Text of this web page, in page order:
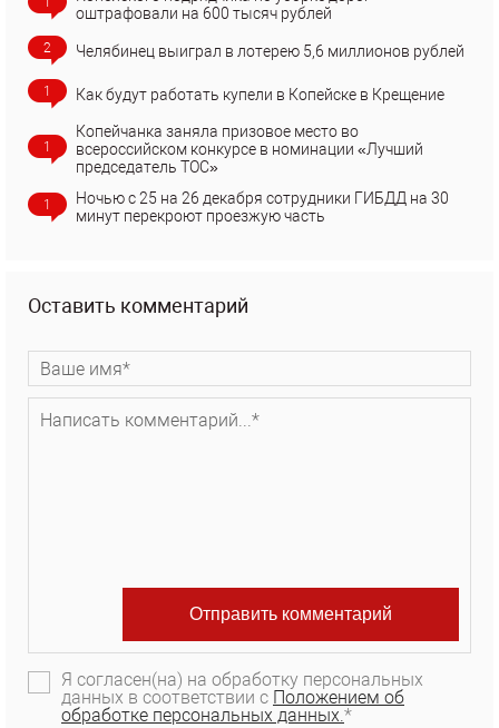
оштрафовали на 600 тысяч рублей
2 Челябинец выиграл в лотерею 5,6 миллионов рублей
1 Как будут работать купели в Копейске в Крещение
1
Копейчанка заняла призовое место во
всероссийском конкурсе в номинации «Лучший
председатель ТОС»
1
Ночью с 25 на 26 декабря сотрудники ГИБДД на 30
минут перекроют проезжую часть
Оставить комментарий
Я согласен(на) на обработку персональных
данных в соответствии с Положением об
обработке персональных данных.*